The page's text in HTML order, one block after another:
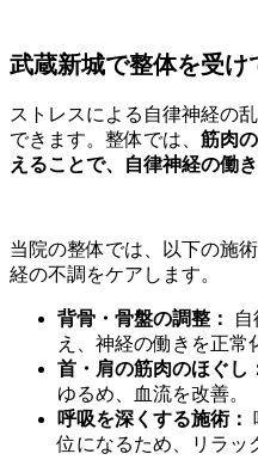
武蔵新城で整体を受け
ストレスによる自律神経の
できます。整体では、 筋肉
えることで、自律神経の働
当院の整体では、以下の施
経の不調をケアします。
背骨・骨盤の調整：
え、神経の働きを正常
首・肩の筋肉のほぐし
ゆるめ、血流を改善。
呼吸を深くする施術：
位になるため、リラッ